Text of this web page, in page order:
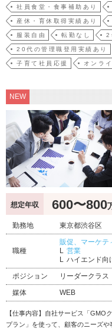
社員食堂・食事補助あり
産休・育休取得実績あり
服装自由 転勤なし 2
20代の管理職登用実績あり
子育て社員応援 オンラ
NEW
想定年収 600〜800
勤務地 東京都渋谷区
職種
販促、マーケテ
営業
ハイエンド向
ポジション
リーダークラス
媒体
WEB
【仕事内容】自社サービス「GMO
プラン」を使って、顧客のニーズ